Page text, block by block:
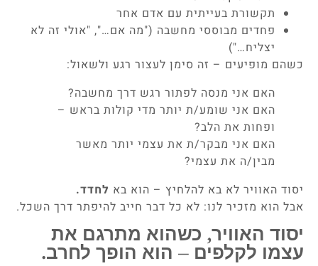
תקשורת בעייתית עם אדם אחר
פחדים מבוססי מחשבה ("מה אם…", "אולי זה לא
יצליח…")
כשהם מופיעים – זה סימן לעצור רגע ולשאול:
האם אני מנסה לפתור רגש דרך מחשבה?
האם אני שומע/ת יותר מדי קולות בראש –
ופחות את הלב?
האם אני מבקר/ת את עצמי יותר מאשר
מבין/ה את עצמי?
יסוד האוויר לא בא להלחיץ – הוא בא לחדד.
אבל הוא מזכיר לנו: לא כל דבר חייב להיפתר דרך השכל.
יסוד האוויר, כשהוא מתרגם את
עצמו לקלפים – הוא הופך לחרב.